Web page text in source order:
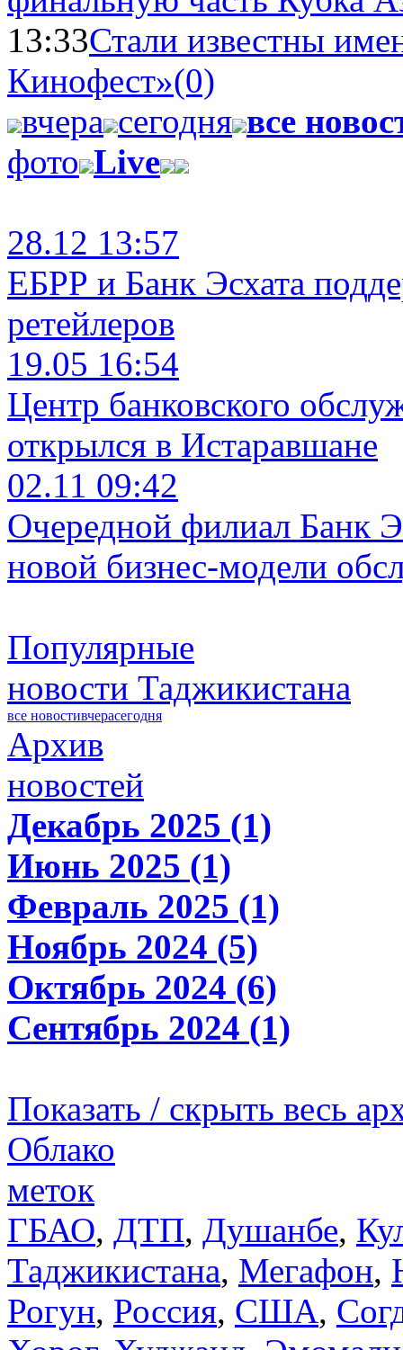
13:33Стали известны
Кинофест»(0)
вчера сегодня все
фото Live
28.12 13:57
ЕБРР и Банк Эсхата
ретейлеров
19.05 16:54
Центр банковского
открылся в Истаравшане
02.11 09:42
Очередной филиал Банк
новой бизнес-модели
Популярные
новости Таджикистана
все новостивчерасегодня
Архив
новостей
Декабрь 2025 (1)
Июнь 2025 (1)
Февраль 2025 (1)
Ноябрь 2024 (5)
Октябрь 2024 (6)
Сентябрь 2024 (1)
Показать / скрыть весь
Облако
меток
ГБАО, ДТП, Душанбе,
Таджикистана, Мегафон,
Рогун, Россия, США,